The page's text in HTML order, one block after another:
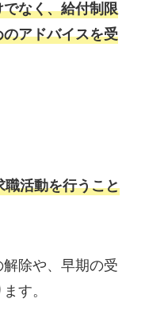
なく、給付制限
アドバイスを受
職活動を行うこと
除や、早期の受
す。